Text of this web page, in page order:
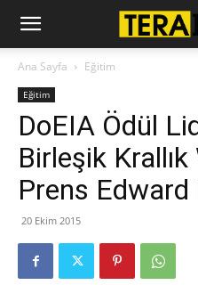
Ana Sayfa Eğitim
Eğitim
DoEIA Ödül
Birleşik
Prens
20 Ekim 2015